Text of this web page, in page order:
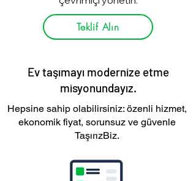
Teklif Alın
Ev taşımayı modernize etme
misyonundayız.
Hepsine sahip olabilirsiniz: özenli hizmet,
ekonomik fiyat, sorunsuz ve güvenle
TaşırızBiz.